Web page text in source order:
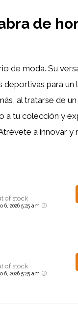
de
de moda. Su
deportivas para un
al tratarse de
a tu colección y
a innovar y
of stock
6, 2026 5:25 am
of stock
6, 2026 5:25 am